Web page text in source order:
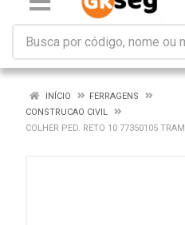
INÍCIO
FERRAGENS
CONSTRUCAO CIVIL
COLHER PED. RETO 10 77350105 TRAM